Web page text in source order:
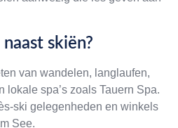
skiën?
van wandelen, langlaufen,
lokale spa’s zoals Tauern Spa.
ski gelegenheden en winkels
See.